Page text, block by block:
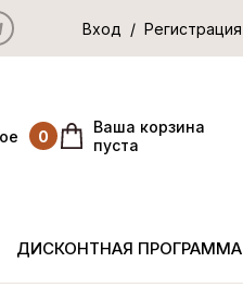
Вход / Регистрация
0
Ваша корзина
пуста
ДИСКОНТНАЯ ПРОГРАММА